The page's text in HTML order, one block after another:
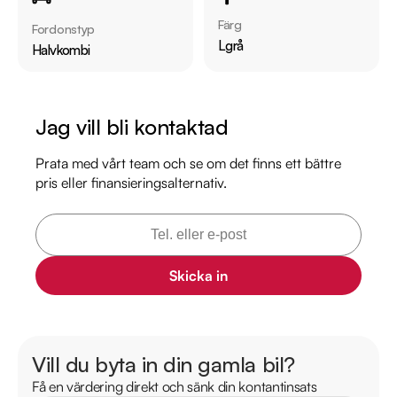
Servicehistorik:
2020-05-12 - 6783 mil
2021-03-05 - 8604 mil
2026-04-29 - 13187 mil
Besök
https://www.riddermarkbil.se/kopa-bil/toyota/eoo120/
för att:
• Se närbilder och film på bilen
Därför ska du välja Riddermark Bil:
Fordonstyp
Halvkombi
Färg
Lgrå
Jag vill bli kontaktad
Prata med vårt team och se om det finns ett bättre
pris eller finansieringsalternativ.
Skicka in
Vill du byta in din gamla bil?
Få en värdering direkt och sänk din kontantinsats